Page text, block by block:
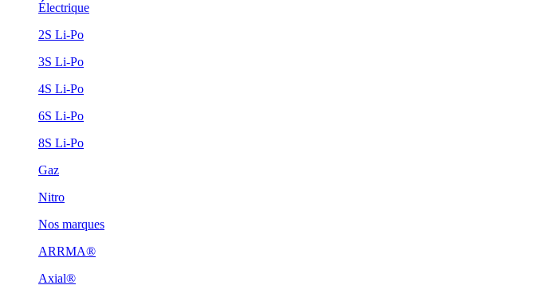
Électrique
2S Li-Po
3S Li-Po
4S Li-Po
6S Li-Po
8S Li-Po
Gaz
Nitro
Nos marques
ARRMA®
Axial®